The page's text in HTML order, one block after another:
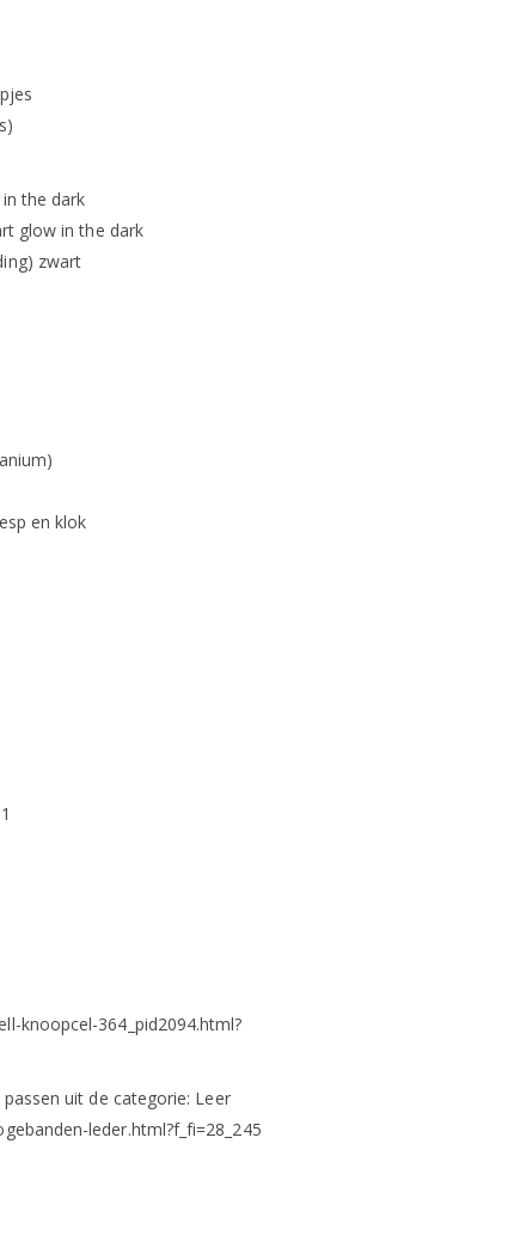
the dark
glow in the dark
zwart
en klok
knoopcel-364_pid2094.html?
uit de categorie: Leer
leder.html?f_fi=28_245